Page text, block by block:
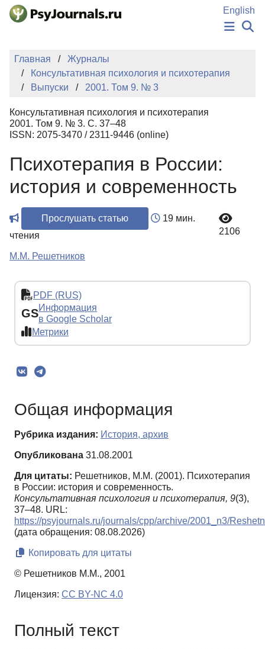
Перейти к основному содержанию
English
НОВОСТИ
АВТОРЫ
КЛЮЧЕВЫЕ СЛОВА
Регистрация
Главная
Журналы
Консультативная психология и психотерапия
Выпуски
2001. Том 9. № 3
Консультативная психология и психотерапия
2001. Том 9. № 3. С. 37–48
ISSN: 2075-3470 / 2311-9446 (online)
Психотерапия в России:
история и современность
Прослушать статью
19 мин.
чтения
2106
М.М. Решетников
PDF (RUS)
GSИнформация
в Google Scholar
Метрики
Общая информация
Рубрика издания: История, архив
Опубликована 31.08.2001
Для цитаты: Решетников, М.М. (2001). Психотерапия
в России: история и современность.
Консультативная психология и психотерапия, 9(3),
37–48. URL:
https://psyjournals.ru/journals/cpp/archive/2001_n3/
(дата обращения: 08.08.2026)
Копировать для цитаты
© Решетников М.М., 2001
Лицензия: CC BY-NC 4.0
Полный текст